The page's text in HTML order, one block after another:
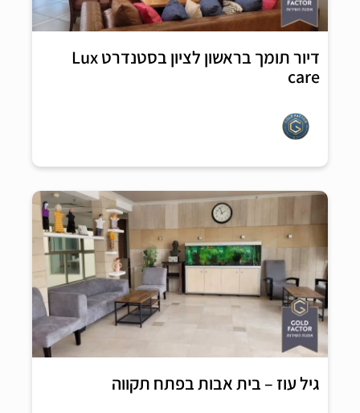
דיור תומך בראשון לציון בסטנדרט Lux
care
גיל עוז – בית אבות בפתח תקווה